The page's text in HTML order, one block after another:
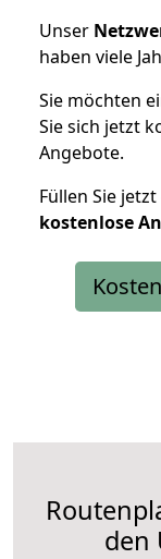
Unser
haben viele
Sie möchten
Sie sich jetzt
Angebote.
Füllen Sie
kostenlose
den